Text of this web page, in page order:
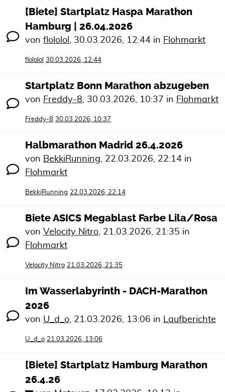
[Biete] Startplatz Haspa Marathon
Hamburg | 26.04.2026
von flololol , 30.03.2026, 12:44 in Flohmarkt
flololol 30.03.2026, 12:44
Startplatz Bonn Marathon abzugeben
von Freddy-8, 30.03.2026, 10:37 in Flohmarkt
Freddy-8 30.03.2026, 10:37
Halbmarathon Madrid 26.4.2026
von BekkiRunning, 22.03.2026, 22:14 in
Flohmarkt
BekkiRunning 22.03.2026, 22:14
Biete ASICS Megablast Farbe Lila/Rosa
von Velocity Nitro, 21.03.2026, 21:35 in
Flohmarkt
Velocity Nitro 21.03.2026, 21:35
Im Wasserlabyrinth - DACH-Marathon
2026
von U_d_o, 21.03.2026, 13:06 in Laufberichte
U_d_o 21.03.2026, 13:06
[Biete] Startplatz Hamburg Marathon
26.4.26